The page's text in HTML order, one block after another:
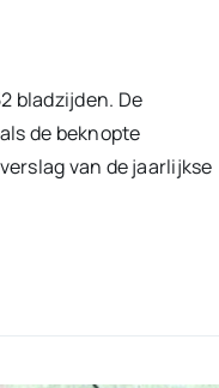
bladzijden. De
de beknopte
van de jaarlijkse